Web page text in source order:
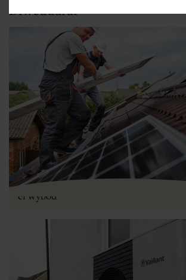
Diweddaraf
Dewis Cydlynydd Ôl-osod – Yr hyn
ei wybod